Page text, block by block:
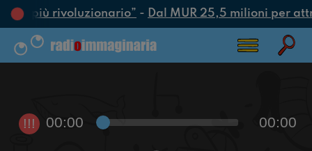
più rivoluzionario”- Dal MUR 25,5 milioni per
!!! 00:00 00:00